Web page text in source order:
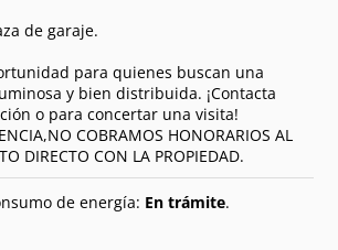
de garaje.
para quienes buscan una
y bien distribuida. ¡Contacta
o para concertar una visita!
COBRAMOS HONORARIOS AL
DIRECTO CON LA PROPIEDAD.
de energía: En trámite.